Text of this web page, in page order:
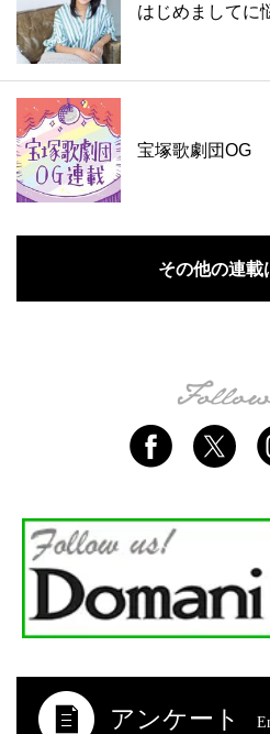
はじめましてに
宝塚歌劇団OG
その他の連載
アンケート